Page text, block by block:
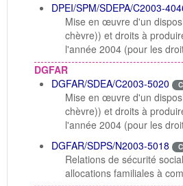
DPEI/SPM/SDEPA/C2003-
Mise en œuvre d'un
chèvre)) et droits à
l'année 2004 (pour les
DGFAR
DGFAR/SDEA/C2003-5020
Mise en œuvre d'un
chèvre)) et droits à
l'année 2004 (pour les
DGFAR/SDPS/N2003-5018
Relations de sécurité
allocations familiales à